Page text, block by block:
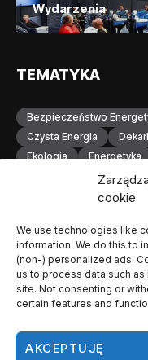
cookie
We use technologies like
information. We do this to
(non-) personalized ads.
us to process data such
site. Not consenting or
certain features and
AKCEPTUJĘ
Wydarzenia
TEMATYKA
Bezpieczeństwo
Czysta Energia
Ekologia
Energetyka
Gospodarka Wodorowa
Magazynowanie Energii
Małopolska
Odnawialne Źródła
OZE
Polska
Technologia Wodorowa
Transformacja